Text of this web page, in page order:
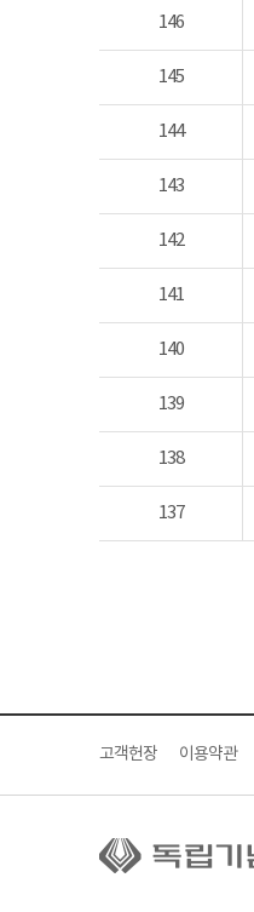
146
145
144
143
142
141
140
139
138
137
고객헌장 이용약관